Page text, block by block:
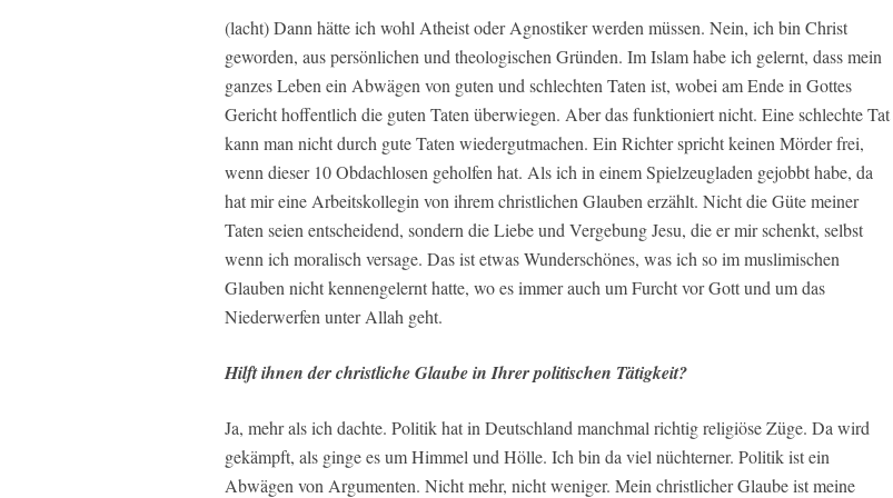
(lacht) Dann hätte ich wohl Atheist oder Agnostiker werden müssen. Nein, ich bin Christ
geworden, aus persönlichen und theologischen Gründen. Im Islam habe ich gelernt, dass mein
ganzes Leben ein Abwägen von guten und schlechten Taten ist, wobei am Ende in Gottes
Gericht hoffentlich die guten Taten überwiegen. Aber das funktioniert nicht. Eine schlechte Tat
kann man nicht durch gute Taten wiedergutmachen. Ein Richter spricht keinen Mörder frei,
wenn dieser 10 Obdachlosen geholfen hat. Als ich in einem Spielzeugladen gejobbt habe, da
hat mir eine Arbeitskollegin von ihrem christlichen Glauben erzählt. Nicht die Güte meiner
Taten seien entscheidend, sondern die Liebe und Vergebung Jesu, die er mir schenkt, selbst
wenn ich moralisch versage. Das ist etwas Wunderschönes, was ich so im muslimischen
Glauben nicht kennengelernt hatte, wo es immer auch um Furcht vor Gott und um das
Niederwerfen unter Allah geht.
Hilft ihnen der christliche Glaube in Ihrer politischen Tätigkeit?
Ja, mehr als ich dachte. Politik hat in Deutschland manchmal richtig religiöse Züge. Da wird
gekämpft, als ginge es um Himmel und Hölle. Ich bin da viel nüchterner. Politik ist ein
Abwägen von Argumenten. Nicht mehr, nicht weniger. Mein christlicher Glaube ist meine